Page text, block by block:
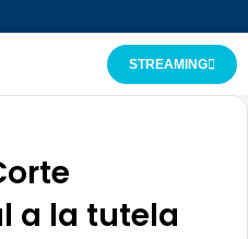
STREAMING
a la tutela